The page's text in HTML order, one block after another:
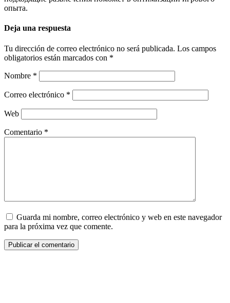
опыта.
Deja una respuesta
Tu dirección de correo electrónico no será publicada. Los campos
obligatorios están marcados con *
Nombre *
Correo electrónico *
Web
Comentario *
Guarda mi nombre, correo electrónico y web en este navegador
para la próxima vez que comente.